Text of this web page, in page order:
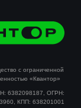
Общество с